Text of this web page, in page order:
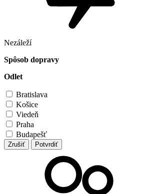
Nezáleží
Spôsob dopravy
Odlet
Bratislava
Košice
Viedeň
Praha
Budapešť
Zrušiť Potvrdiť